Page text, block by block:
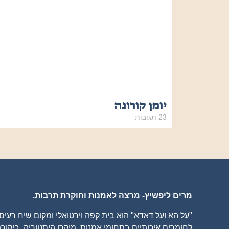
יומן קורונה
23 תגובות
מרים ליפשיץ- מרצה לאמנות וחוקרת תרבות.
"על הא ועל דאדא" הוא בית קפה וירטואלי ומקום שיח